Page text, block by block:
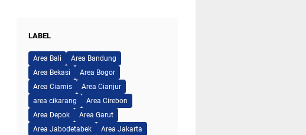
LABEL
Area Bali
Area Bandung
Area Bekasi
Area Bogor
Area Ciamis
Area Cianjur
area cikarang
Area Cirebon
Area Depok
Area Garut
Area Jabodetabek
Area Jakarta